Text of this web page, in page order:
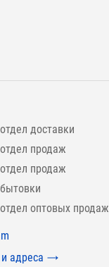
отдел доставки
отдел продаж
отдел продаж
бытовки
отдел оптовых продаж
адреса